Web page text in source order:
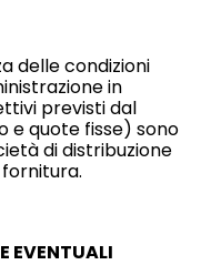
delle condizioni
in
previsti dal
e quote fisse) sono
di distribuzione
EVENTUALI